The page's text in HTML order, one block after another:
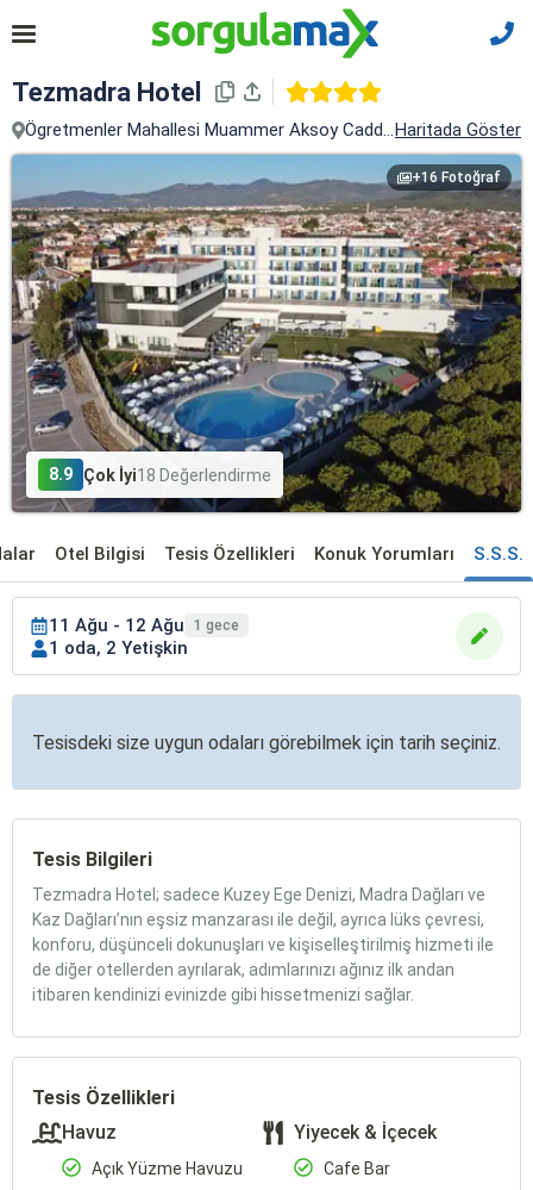
Tezmadra Hotel
Ögretmenler Mahallesi Muammer Aksoy Caddesi No: 4 Ören/
Haritada Göster
8.9 Çok İyi18 Değerlendirme
+16 Fotoğraf
Otel Bilgisi Tesis Özellikleri Konuk Yorumları S.S.S.
11 Ağu - 12 Ağu 1 gece
1 oda, 2 Yetişkin
Tesisdeki size uygun odaları görebilmek için tarih seçiniz.
Tesis Bilgileri
Tezmadra Hotel; sadece Kuzey Ege Denizi, Madra Dağları ve
Kaz Dağları’nın eşsiz manzarası ile değil, ayrıca lüks çevresi,
konforu, düşünceli dokunuşları ve kişiselleştirilmiş hizmeti ile
de diğer otellerden ayrılarak, adımlarınızı ağınız ilk andan
itibaren kendinizi evinizde gibi hissetmenizi sağlar.
Tesis Özellikleri
Havuz
Açık Yüzme Havuzu
Yiyecek & İçecek
Cafe Bar